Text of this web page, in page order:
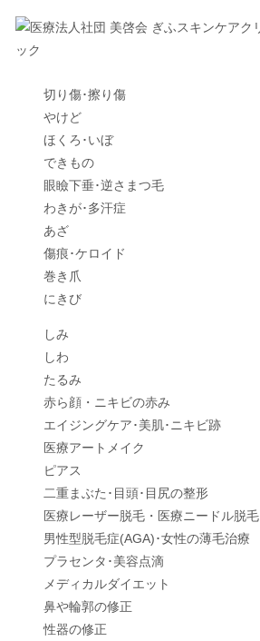
切り傷･擦り傷
やけど
ほくろ･いぼ
できもの
眼瞼下垂･逆さまつ毛
わきが･多汗症
あざ
傷痕･ケロイド
巻き爪
にきび
しみ
しわ
たるみ
赤ら顔・ニキビの赤み
エイジングケア･美肌･ニキビ跡
医療アートメイク
ピアス
二重まぶた･目頭･目尻の整形
医療レーザー脱毛・医療ニードル脱毛
男性型脱毛症(AGA)･女性の薄毛治療
プラセンタ･美容点滴
メディカルダイエット
鼻や輪郭の修正
性器の修正